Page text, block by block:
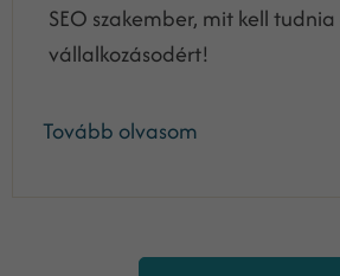
SEO szakember, mit kell
vállalkozásodért!
Tovább olvasom